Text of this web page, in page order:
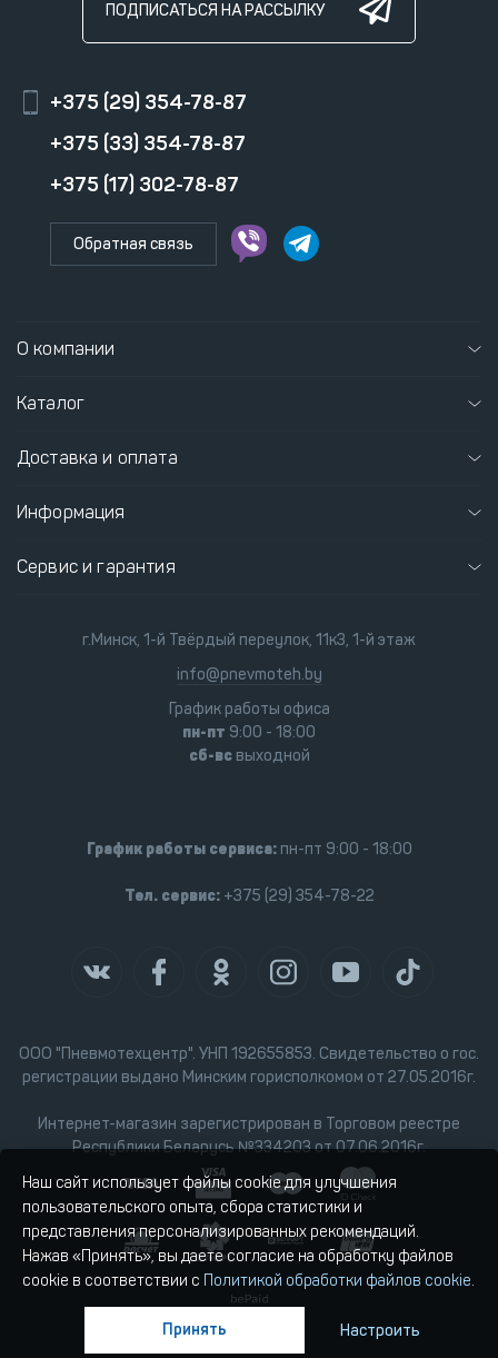
ПОДПИСАТЬСЯ НА РАССЫЛКУ
+375 (29) 354-78-87
+375 (33) 354-78-87
+375 (17) 302-78-87
Обратная связь
О компании
Каталог
Доставка и оплата
Информация
Сервис и гарантия
ООО "Пневмотехцентр". УНП 192655853. Свидетельство о гос.
регистрации выдано Минским горисполкомом от 27.05.2016г.
Интернет-магазин зарегистрирован в Торговом реестре
Республики Беларусь №334203 от 07.06.2016г.
г.Минск, 1-й Твёрдый переулок, 11к3, 1-й этаж
info@pnevmoteh.by
График работы офиса
пн-пт 9:00 - 18:00
сб-всвыходной
График работы сервиса:пн-пт 9:00 - 18:00
Тел. сервис:+375 (29) 354-78-22
Наш сайт использует файлы cookie для улучшения
пользовательского опыта, сбора статистики и
представления персонализированных рекомендаций.
Нажав «Принять», вы даете согласие на обработку файлов
cookie в соответствии с Политикой обработки файлов cookie.
Настроить
Принять